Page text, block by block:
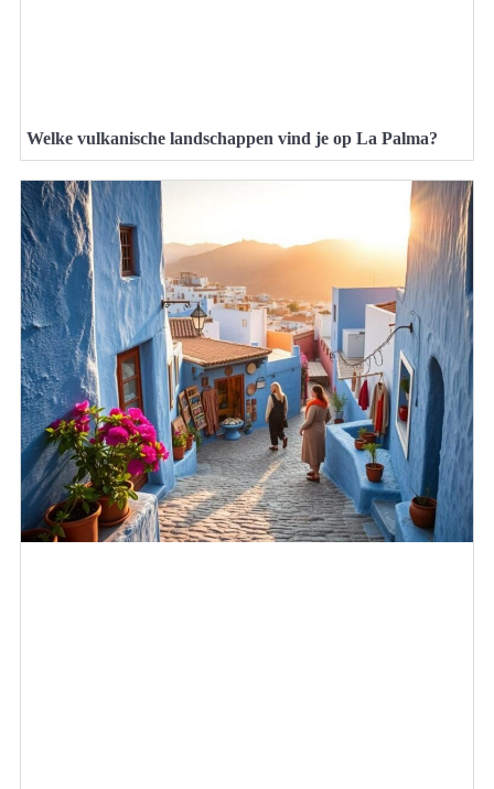
Welke vulkanische landschappen vind je op La Palma?